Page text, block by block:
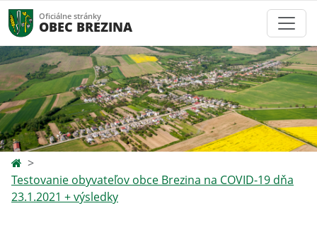
Oficiálne stránky
OBEC BREZINA
Testovanie obyvateľov obce Brezina na COVID-19 dňa
23.1.2021 + výsledky